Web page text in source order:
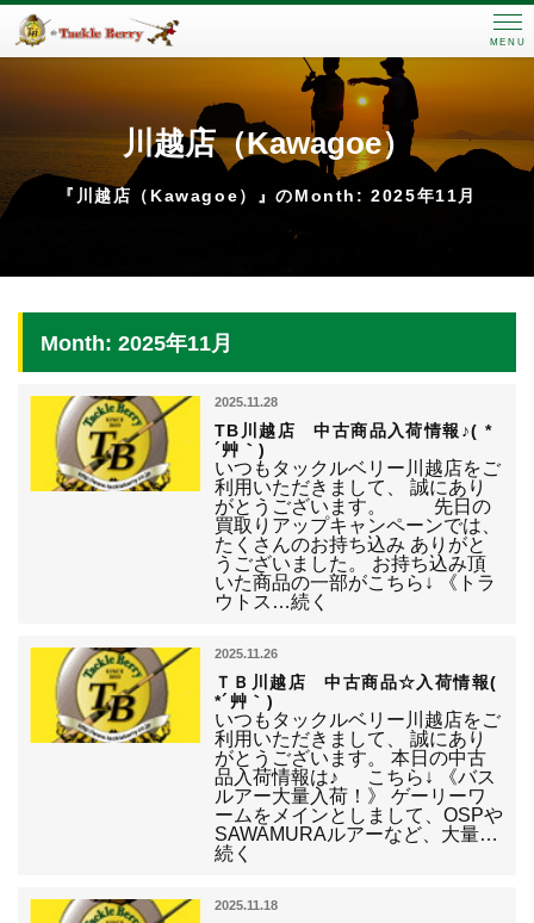
MENU
川越店（Kawagoe）
『川越店（Kawagoe）』のMonth: 2025年11月
Month: 2025年11月
2025.11.28
TB川越店 中古商品入荷情報♪( *
´艸｀)
いつもタックルベリー川越店をご
利用いただきまして、 誠にあり
がとうございます。 先日の
買取りアップキャンペーンでは、
たくさんのお持ち込み ありがと
うございました。 お持ち込み頂
いた商品の一部がこちら↓ 《トラ
ウトス…続く
2025.11.26
ＴＢ川越店 中古商品☆入荷情報(
*´艸｀)
いつもタックルベリー川越店をご
利用いただきまして、 誠にあり
がとうございます。 本日の中古
品入荷情報は♪ こちら↓ 《バス
ルアー大量入荷！》 ゲーリーワ
ームをメインとしまして、OSPや
SAWAMURAルアーなど、大量…
続く
2025.11.18